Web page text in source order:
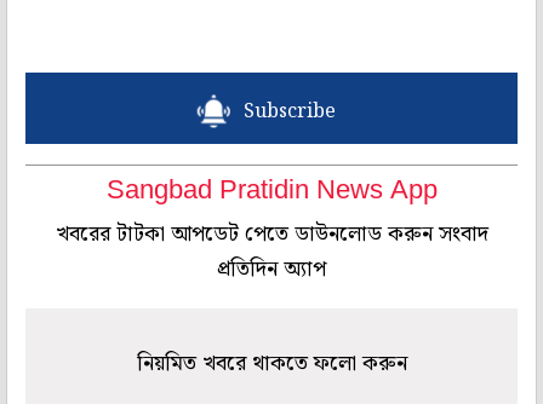
Subscribe
Sangbad Pratidin News App
খবরের টাটকা আপডেট পেতে ডাউনলোড করুন সংবাদ
প্রতিদিন অ্যাপ
নিয়মিত খবরে থাকতে ফলো করুন